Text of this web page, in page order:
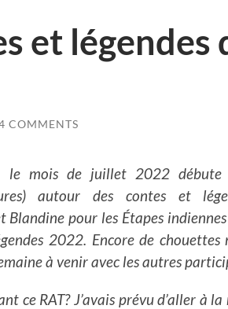
et légendes
COMMENTS
le mois de juillet 2022 débute
autour des contes et
Blandine pour les Étapes
2022. Encore de
à venir avec les autres
ce RAT? J’avais prévu d’aller à